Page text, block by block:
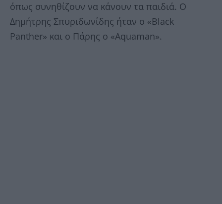
όπως συνηθίζουν να κάνουν τα παιδιά. Ο
Δημήτρης Σπυριδωνίδης ήταν ο «Black
Panther» και ο Πάρης ο «Aquaman».